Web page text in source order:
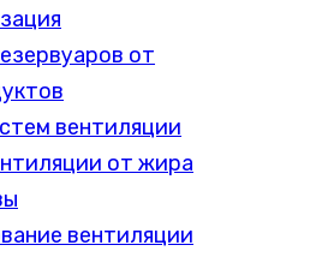
от
вентиляции
от жира
вентиляции